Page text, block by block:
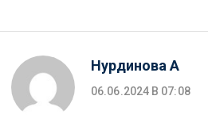
Нурдинова А
06.06.2024 В 07:08